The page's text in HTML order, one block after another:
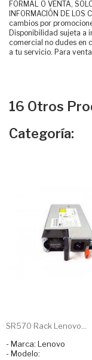
FORMAL O VENTA,
INFORMACIÓN DE
cambios por
Disponibilidad sujeta a
comercial no dudes en
a tu servicio. Para
16 Otros
Categoría:
SR570 Rack Lenovo...
- Marca: Lenovo
- Modelo: